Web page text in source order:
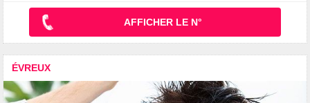
AFFICHER LE N°
ÉVREUX